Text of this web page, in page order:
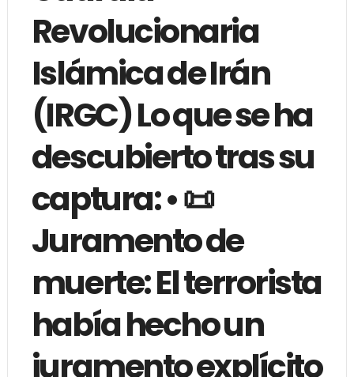
Revolucionaria
Islámica de Irán
(IRGC) Lo que se ha
descubierto tras su
captura: • 📜
Juramento de
muerte: El terrorista
había hecho un
juramento explícito